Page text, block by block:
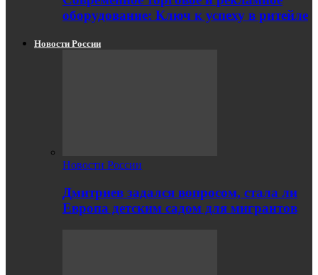
оборудование: Ключ к успеху в ритейле
Новости России
Новости России
Дмитриев задался вопросом, стала ли
Европа детским садом для мигрантов